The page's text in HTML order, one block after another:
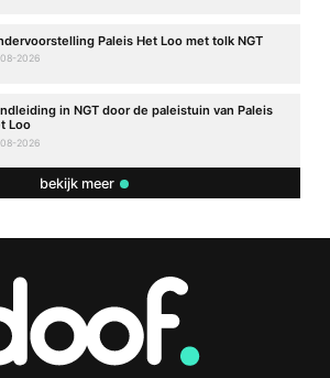
Paleis Het Loo met tolk NGT
2026
in NGT door de paleistuin van Paleis
Loo
2026
bekijk meer